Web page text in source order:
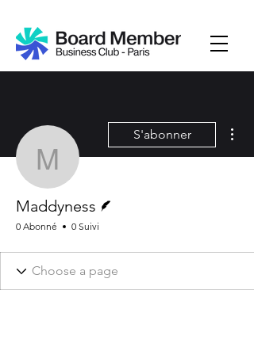
Maddyness
S'abonner
Maddyness
0 Abonné 0 Suivi